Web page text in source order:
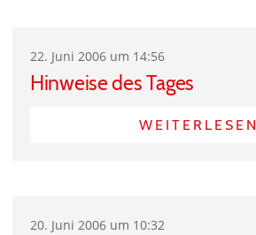
22. Juni 2006 um 14:56
Hinweise des Tages
WEITERLESEN
20. Juni 2006 um 10:32